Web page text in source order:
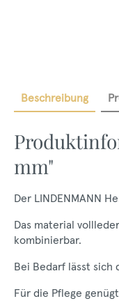
Beschreibung
mm"
Der LINDENMANN
Das material
kombinierbar.
Bei Bedarf lässt sich
Für die Pflege